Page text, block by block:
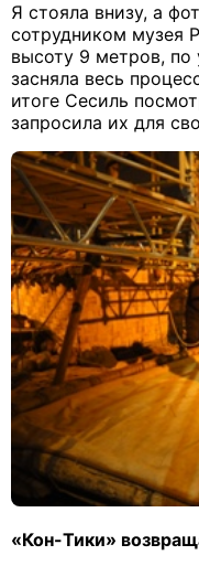
Я стояла внизу, а
сотрудником музея
высоту 9 метров, по
засняла весь
итоге Сесиль
запросила их для
«Кон-Тики»